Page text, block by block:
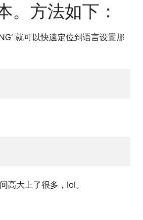
方法如下：
就可以快速定位到语言设置那
高大上了很多，lol。